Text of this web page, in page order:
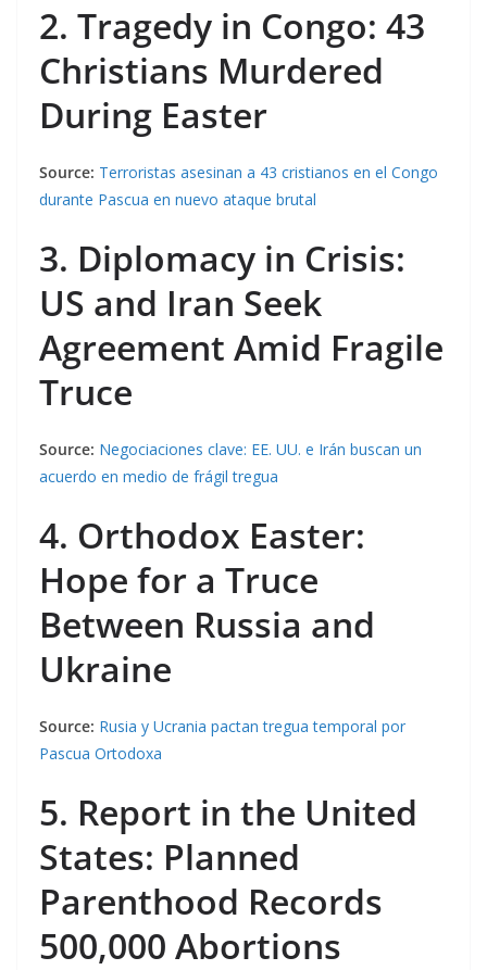
2. Tragedy in Congo: 43
Christians Murdered
During Easter
Source: Terroristas asesinan a 43 cristianos en el Congo
durante Pascua en nuevo ataque brutal
3. Diplomacy in Crisis:
US and Iran Seek
Agreement Amid Fragile
Truce
Source: Negociaciones clave: EE. UU. e Irán buscan un
acuerdo en medio de frágil tregua
4. Orthodox Easter:
Hope for a Truce
Between Russia and
Ukraine
Source: Rusia y Ucrania pactan tregua temporal por
Pascua Ortodoxa
5. Report in the United
States: Planned
Parenthood Records
500,000 Abortions